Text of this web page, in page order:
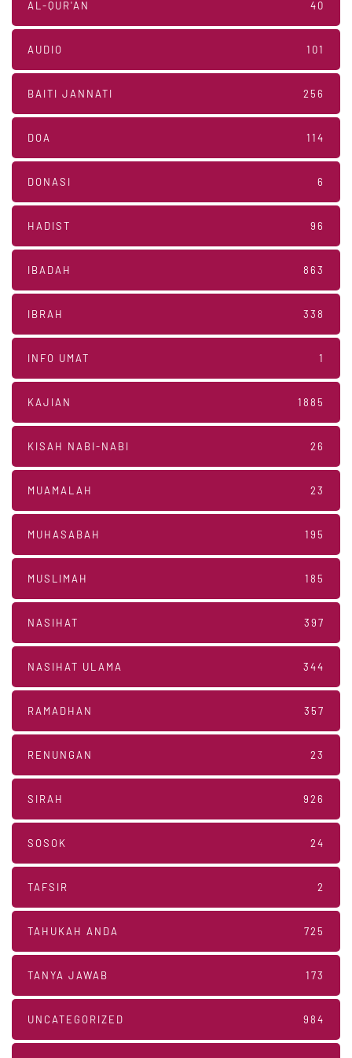
AL-QUR'AN 40
AUDIO 101
BAITI JANNATI 256
DOA 114
DONASI 6
HADIST 96
IBADAH 863
IBRAH 338
INFO UMAT 1
KAJIAN 1885
KISAH NABI-NABI 26
MUAMALAH 23
MUHASABAH 195
MUSLIMAH 185
NASIHAT 397
NASIHAT ULAMA 344
RAMADHAN 357
RENUNGAN 23
SIRAH 926
SOSOK 24
TAFSIR 2
TAHUKAH ANDA 725
TANYA JAWAB 173
UNCATEGORIZED 984